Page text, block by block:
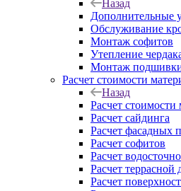
Назад
Дополнительные
Обслуживание
Монтаж софитов
Утепление
Монтаж
Расчет стоимости
Назад
Расчет стоимости
Расчет сайдинга
Расчет фасадных
Расчет софитов
Расчет
Расчет террасной
Расчет